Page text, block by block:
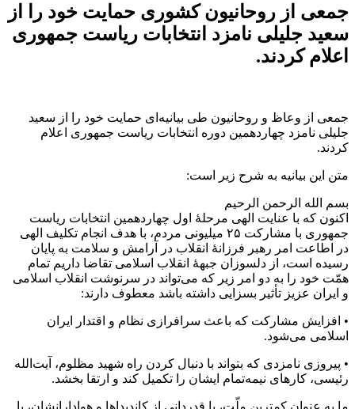
جمعی از روحانیون کشوری حمایت خود را از
سعید جلیلی نامزد انتخابات ریاست جمهوری
اعلام کردند.
جمعی از وعاظ و روحانیون طی بیانیه‌ای حمایت خود را از سعید
جلیلی نامزد چهاردهمین دوره انتخابات ریاست جمهوری اعلام
کردند.
متن این بیانیه به شرح زیر است:
بسم الله الرحمن الرحیم
اکنون که با عنایت الهی مرحلۀ اول چهاردهمین انتخابات ریاست
جمهوری با مشارکت ۲۵ میلیونی مردم، با هدف انجام تکلیف الهی
در اطاعت امر رهبر فرزانۀ انقلاب در آرامش و سلامت به پایان
رسیده است، از دلسوزان جبهۀ انقلاب اسلامی تقاضا داریم تمام
همّت خود را به دو امر زیر که می‌تواند در سرنوشت انقلاب اسلامی
و ایران عزیز تأثیر بسزایی داشته باشد معطوف دارند:
• افزایش مشارکت که باعث سرافرازی نظام و اقتدار ایران
اسلامی می‌شود.
• پیروزی نامزدی که بتواند با دنبال کردن راه شهید مظلوم، آیت‌الله
رئیسی، کارهای نیمه‌تمام ایشان را تکمیل کند و ارتقا بخشد.
ما به عنوان کمترینِ ملّت، با قدردانی از کاندیداها و هوادارانشان، با